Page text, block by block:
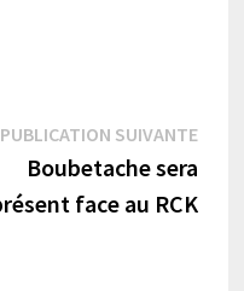
:
PUBLICATION SUIVANTE
Boubetache sera
face au RCK